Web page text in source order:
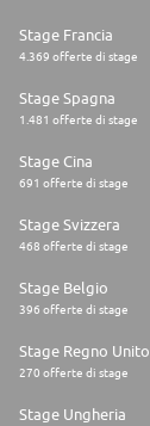
Stage Francia
4.369 offerte di stage
Stage Spagna
1.481 offerte di stage
Stage Cina
691 offerte di stage
Stage Svizzera
468 offerte di stage
Stage Belgio
396 offerte di stage
Stage Regno Unito
270 offerte di stage
Stage Ungheria